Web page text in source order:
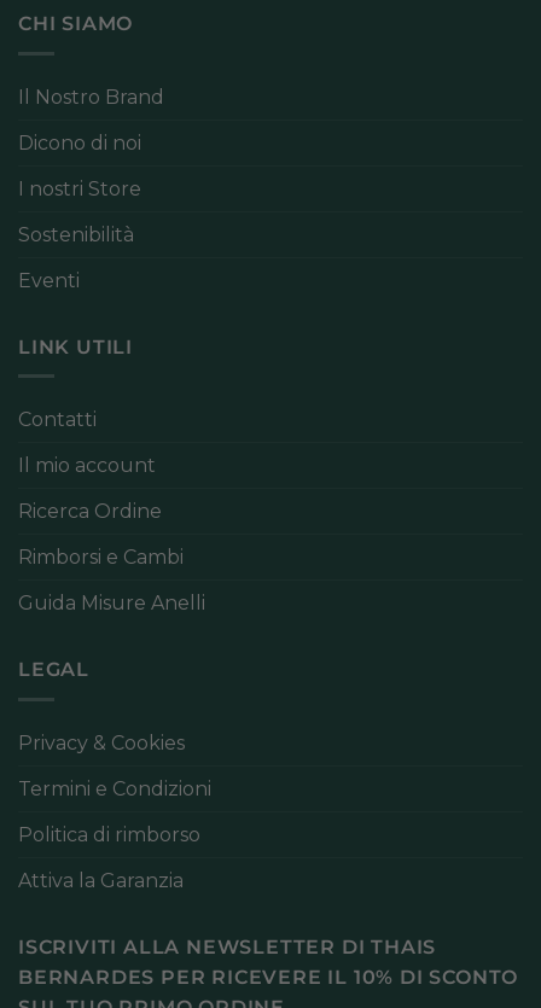
CHI SIAMO
Il Nostro Brand
Dicono di noi
I nostri Store
Sostenibilità
Eventi
LINK UTILI
Contatti
Il mio account
Ricerca Ordine
Rimborsi e Cambi
Guida Misure Anelli
LEGAL
Privacy & Cookies
Termini e Condizioni
Politica di rimborso
Attiva la Garanzia
ISCRIVITI ALLA NEWSLETTER DI THAIS
BERNARDES PER RICEVERE IL 10% DI SCONTO